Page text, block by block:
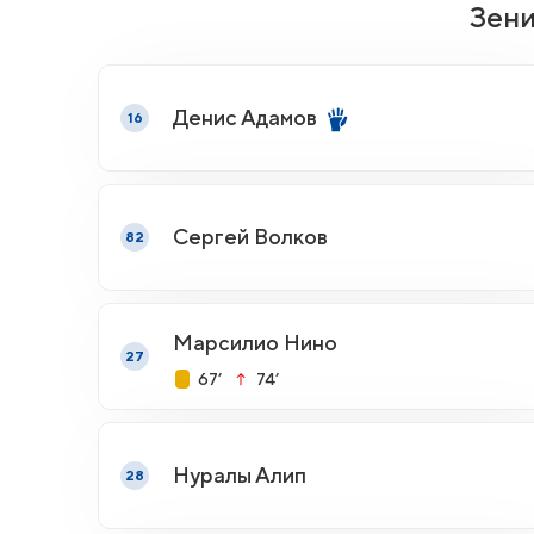
16 Денис Адамов
82 Сергей Волков
27
Марсилио Нино
67’ 74’
28 Нуралы Алип